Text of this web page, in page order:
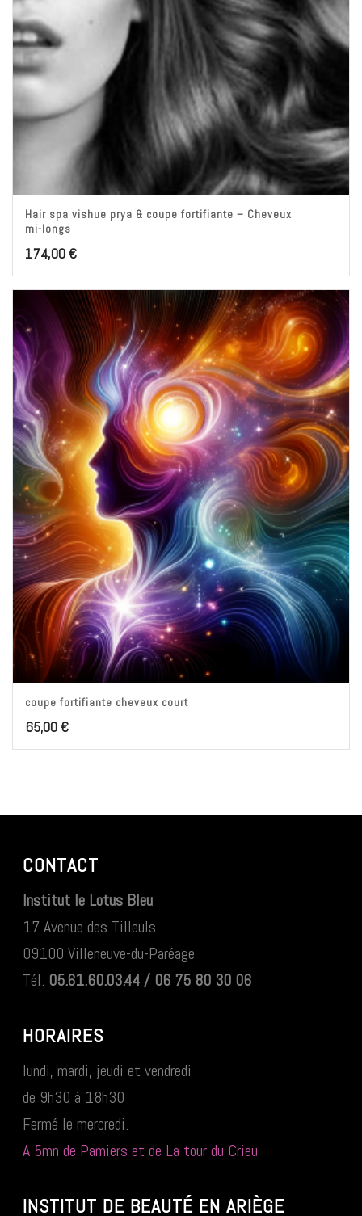
Hair spa vishue prya & coupe fortifiante – Cheveux
mi-longs
174,00€
coupe fortifiante cheveux court
65,00€
CONTACT
Institut le Lotus Bleu
17 Avenue des Tilleuls
09100 Villeneuve-du-Paréage
Tél. 05.61.60.03.44 / 06 75 80 30 06
HORAIRES
lundi, mardi, jeudi et vendredi
de 9h30 à 18h30
Fermé le mercredi.
A 5mn de Pamiers et de La tour du Crieu
INSTITUT DE BEAUTÉ EN ARIÈGE